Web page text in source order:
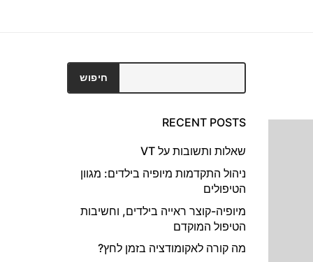
חיפוש
RECENT POSTS
שאלות ותשובות על VT
ניהול התקדמות מיופיה בילדים: מגוון
הטיפולים
מיופיה-קוצר ראייה בילדים, וחשיבות
הטיפול המוקדם
מה קורה לאקומודציה בזמן לחץ?